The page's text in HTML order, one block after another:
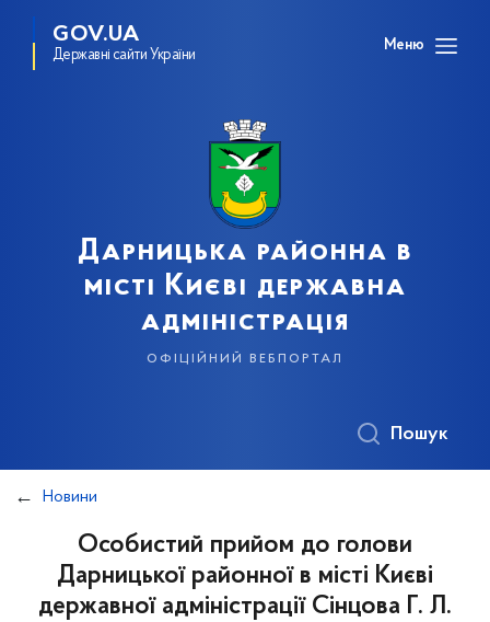
GOV.UA
Державні сайти України
Меню
Дарницька районна в
місті Києві державна
адміністрація
офіційний вебпортал
Пошук
Новини
Особистий прийом до голови
Дарницької районної в місті Києві
державної адміністрації Сінцова Г. Л.